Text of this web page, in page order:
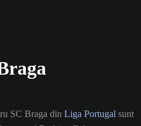
SC Braga din Liga Portugal sunt